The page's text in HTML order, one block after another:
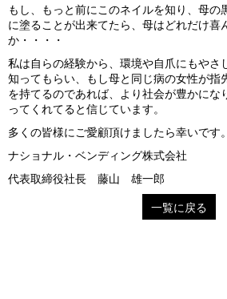
もし、もっと前にこのネイルを知り、母の
に塗ることが出来てたら、母はどれだけ喜
か・・・・
私は自らの経験から、環境や自爪にもやさ
知ってもらい、もし母と同じ病の女性が指
を持てるのであれば、より社会が豊かにな
ってくれてると信じています。
多くの皆様にご愛顧頂けましたら幸いです。
ナショナル・ベンディング株式会社
代表取締役社長 藤山 雄一郎
一覧に戻る